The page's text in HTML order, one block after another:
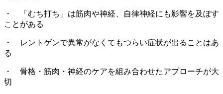
・ 「むち打ち」は筋肉や神経、自律神経にも影響を及ぼす
ことがある
・ レントゲンで異常がなくてもつらい症状が出ることはあ
る
・ 骨格・筋肉・神経のケアを組み合わせたアプローチが大
切